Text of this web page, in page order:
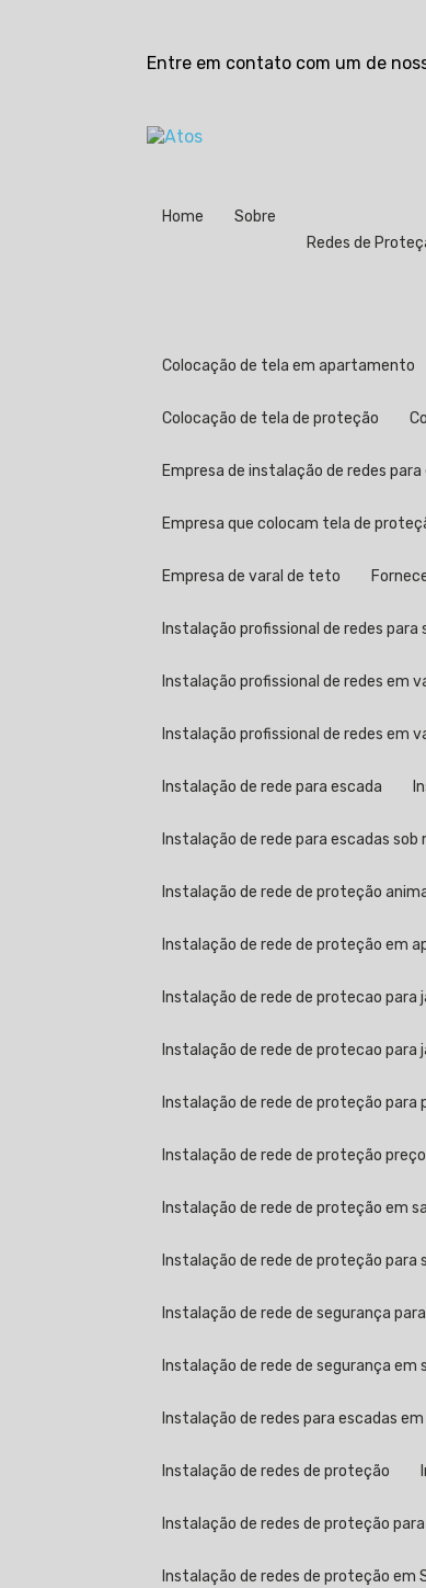
Entre em contato com um de
Home Sobre
Redes de
Colocação de tela em apartamento
Colocação de tela de proteção
Empresa de instalação de redes
Empresa que colocam tela de
Empresa de varal de teto
Instalação profissional de redes
Instalação profissional de redes em
Instalação profissional de redes em
Instalação de rede para escada
Instalação de rede para escadas sob
Instalação de rede de proteção
Instalação de rede de proteção em
Instalação de rede de protecao para
Instalação de rede de protecao para
Instalação de rede de proteção para
Instalação de rede de proteção
Instalação de rede de proteção em
Instalação de rede de proteção para
Instalação de rede de segurança
Instalação de rede de segurança em
Instalação de redes para escadas
Instalação de redes de proteção
Instalação de redes de proteção
Instalação de redes de proteção em